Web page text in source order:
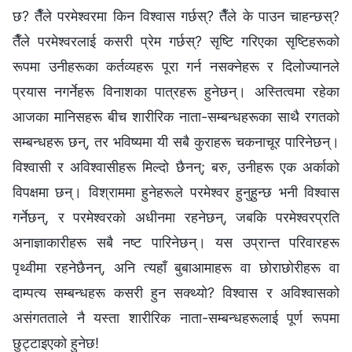
छ? तैँले परमेश्‍वरमा किन विश्‍वास गर्छस्? तैँले के पाउन चाहन्छस्?
तैँले परमेश्‍वरलाई कसरी प्रेम गर्छस्? सृष्टि गरिएका सृष्टिहरूको
रूपमा उनीहरूका कर्तव्यहरू पूरा गर्न नसक्नेहरू र दिलोज्‍यानले
प्रयास नगर्नेहरू विनाशका पात्रहरू हुनेछन्। अस्तित्वमा रहेका
आजका मानिसहरू बीच शारीरिक नाता-सम्बन्धहरूका साथै रगतको
सम्बन्धहरू छन्, तर भविष्यमा यी सबै कुराहरू चकनाचूर पारिनेछन्।
विश्‍वासी र अविश्‍वासीहरू मिल्दो छैनन्; बरु, उनीहरू एक अर्काको
विपक्षमा छन्। विश्राममा हुनेहरूले परमेश्‍वर हुनुहुन्छ भनी विश्‍वास
गर्नेछन्, र परमेश्‍वरको अधीनमा रहनेछन्, जबकि परमेश्‍वरप्रति
अनाज्ञाकारीहरू सबै नष्ट पारिनेछन्। यस उप्रान्त परिवारहरू
पृथ्वीमा रहनेछैनन्, अनि त्यहाँ बुबाआमाहरू वा छोराछोरीहरू वा
दाम्पत्य सम्बन्धहरू कसरी हुन सक्थ्यो? विश्‍वास र अविश्‍वासको
असंगतताले नै यस्ता शारीरिक नाता-सम्बन्धहरूलाई पूर्ण रूपमा
छुट्टाइएको हुनेछ!